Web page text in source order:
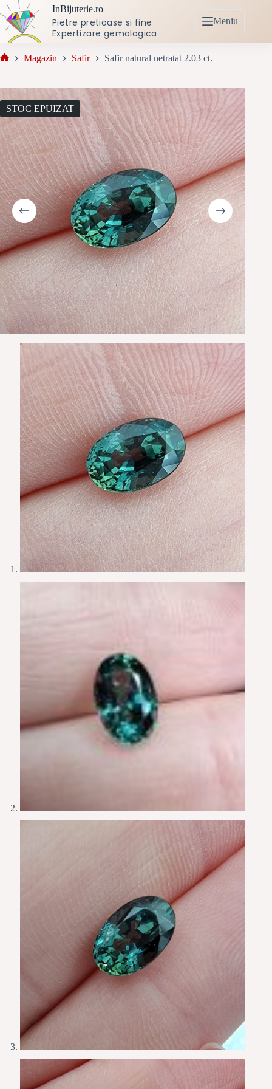
Sari
la
conținut
InBijuterie.ro
Pietre pretioase si fine
Expertizare gemologica
Meniu
Magazin Safir Safir natural netratat 2.03 ct.
STOC EPUIZAT